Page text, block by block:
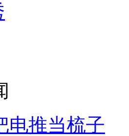
电推当梳子